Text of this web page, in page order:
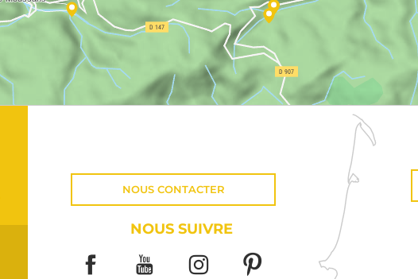
NOUS CONTACTER
NOUS SUIVRE